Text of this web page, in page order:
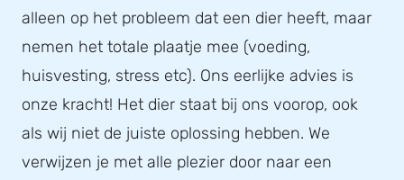
alleen op het probleem dat een dier heeft, maar
nemen het totale plaatje mee (voeding,
huisvesting, stress etc). Ons eerlijke advies is
onze kracht! Het dier staat bij ons voorop, ook
als wij niet de juiste oplossing hebben. We
verwijzen je met alle plezier door naar een